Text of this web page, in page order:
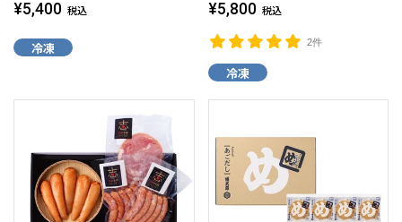
¥5,400 税込
冷凍 2件
¥5,800 税込
冷凍